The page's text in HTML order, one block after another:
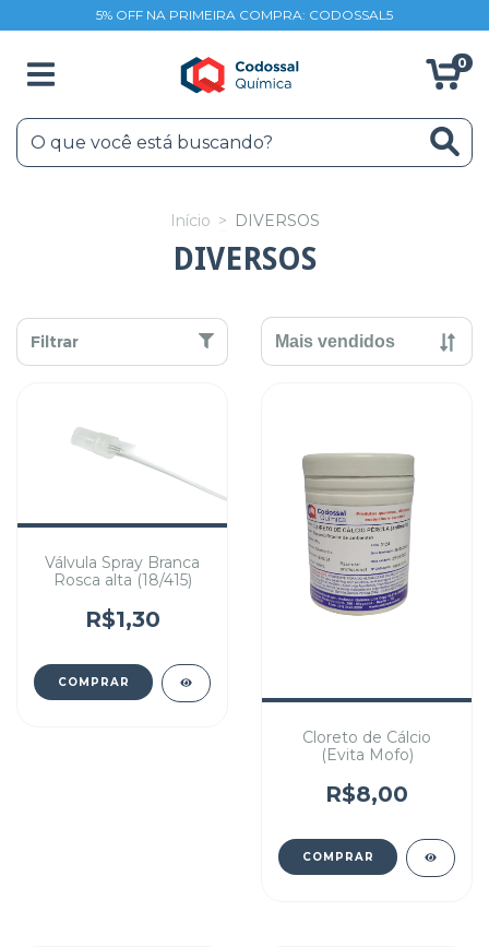
5% OFF NA PRIMEIRA COMPRA: CODOSSAL5
0
Início > DIVERSOS
DIVERSOS
Filtrar
Válvula Spray Branca
Rosca alta (18/415)
R$1,30
Cloreto de Cálcio
(Evita Mofo)
R$8,00
COMPRAR